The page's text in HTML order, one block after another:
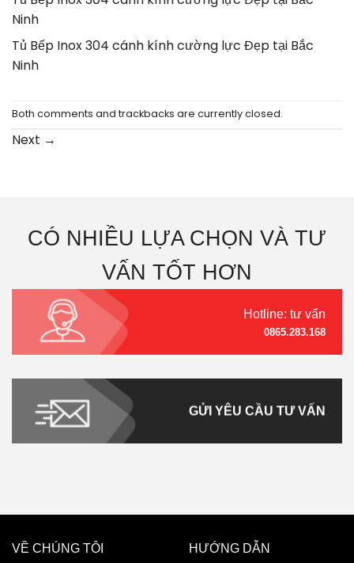
Ninh
Tủ Bếp Inox 304 cánh kính cường lực Đẹp tại Bắc
Ninh
Both comments and trackbacks are currently closed.
Next →
CÓ NHIỀU LỰA CHỌN VÀ TƯ
VẤN TỐT HƠN
Hotline: tư vấn
0865.283.168
GỬI YÊU CẦU TƯ VẤN
VỀ CHÚNG TÔI
HƯỚNG DẪN